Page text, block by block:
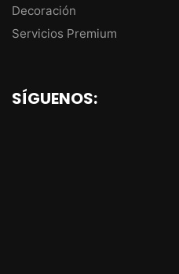
Decoración
Servicios Premium
SÍGUENOS: